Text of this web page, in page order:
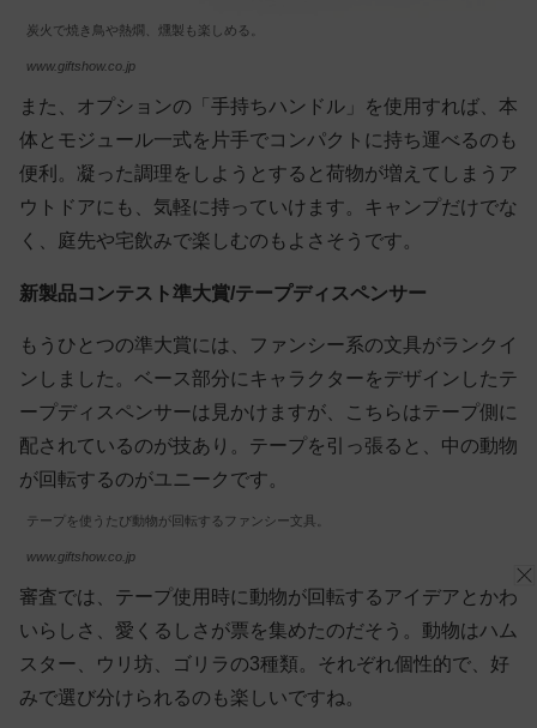
炭火で焼き鳥や熱燗、燻製も楽しめる。
www.giftshow.co.jp
また、オプションの「手持ちハンドル」を使用すれば、本
体とモジュール一式を片手でコンパクトに持ち運べるのも
便利。凝った調理をしようとすると荷物が増えてしまうア
ウトドアにも、気軽に持っていけます。キャンプだけでな
く、庭先や宅飲みで楽しむのもよさそうです。
新製品コンテスト準大賞/テープディスペンサー
もうひとつの準大賞には、ファンシー系の文具がランクイ
ンしました。ベース部分にキャラクターをデザインしたテ
ープディスペンサーは見かけますが、こちらはテープ側に
配されているのが技あり。テープを引っ張ると、中の動物
が回転するのがユニークです。
テープを使うたび動物が回転するファンシー文具。
www.giftshow.co.jp
審査では、テープ使用時に動物が回転するアイデアとかわ
いらしさ、愛くるしさが票を集めたのだそう。動物はハム
スター、ウリ坊、ゴリラの3種類。それぞれ個性的で、好
みで選び分けられるのも楽しいですね。